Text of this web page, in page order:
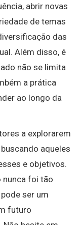
abrir novas
de temas
das
Além disso, é
não se limita
a prática
ao longo da
a explorarem
aqueles
e objetivos.
nunca foi tão
ser um
futuro